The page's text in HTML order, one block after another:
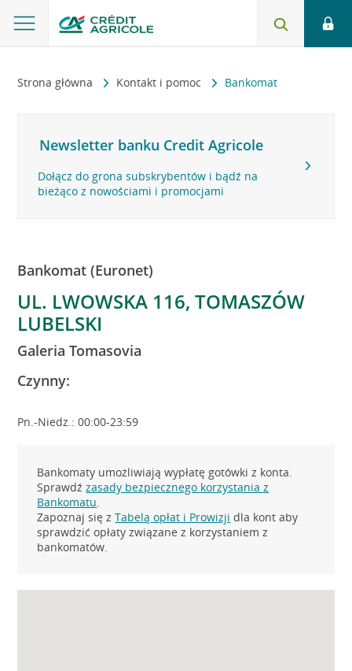
Strona główna Kontakt i pomoc Bankomat
Newsletter banku Credit Agricole
Dołącz do grona subskrybentów i bądź na
bieżąco z nowościami i promocjami
Bankomat (Euronet)
UL. LWOWSKA 116, TOMASZÓW
LUBELSKI
Galeria Tomasovia
Czynny:
Pn.-Niedz.: 00:00-23:59
Bankomaty umożliwiają wypłatę gotówki z konta.
Sprawdźzasady bezpiecznego korzystania z
Bankomatu.
Zapoznaj się zTabelą opłat i Prowizji dla kont aby
sprawdzić opłaty związane z korzystaniem z
bankomatów.